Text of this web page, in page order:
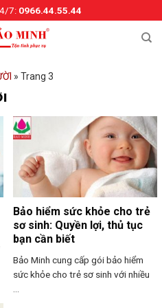
7:0966.44.55.44
» Trang 3
Bảo hiểm sức khỏe cho trẻ
sơ sinh: Quyền lợi, thủ tục
bạn cần biết
Bảo Minh cung cấp gói bảo hiểm
sức khỏe cho trẻ sơ sinh với nhiều